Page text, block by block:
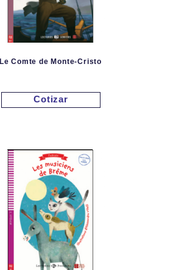
Le Comte de Monte-Cristo
Cotizar